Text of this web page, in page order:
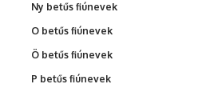
Ny betűs fiúnevek
O betűs fiúnevek
Ö betűs fiúnevek
P betűs fiúnevek